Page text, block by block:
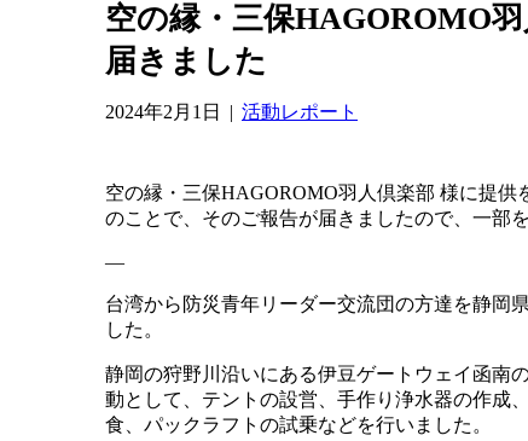
空の縁・三保HAGOROMO
届きました
2024年2月1日 | 活動レポート
空の縁・三保HAGOROMO羽人倶楽部 様に提
のことで、そのご報告が届きましたので、一部
—
台湾から防災青年リーダー交流団の方達を静岡
した。
静岡の狩野川沿いにある伊豆ゲートウェイ函南
動として、テントの設営、手作り浄水器の作成
食、パックラフトの試乗などを行いました。